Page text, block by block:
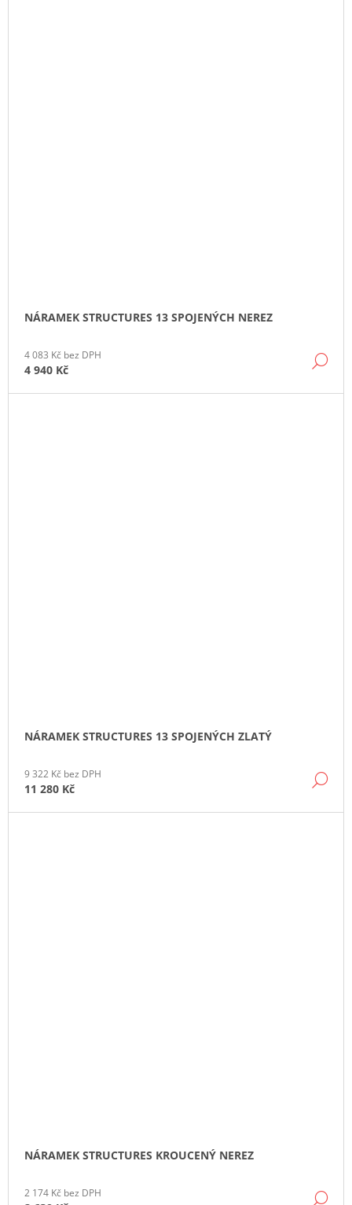
NÁRAMEK STRUCTURES 13 SPOJENÝCH NEREZ
4 083 Kč bez DPH
4 940 Kč
NÁRAMEK STRUCTURES 13 SPOJENÝCH ZLATÝ
9 322 Kč bez DPH
11 280 Kč
NÁRAMEK STRUCTURES KROUCENÝ NEREZ
2 174 Kč bez DPH